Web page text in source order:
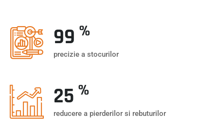
99 %
precizie a stocurilor
25 %
reducere a pierderilor si rebuturilor